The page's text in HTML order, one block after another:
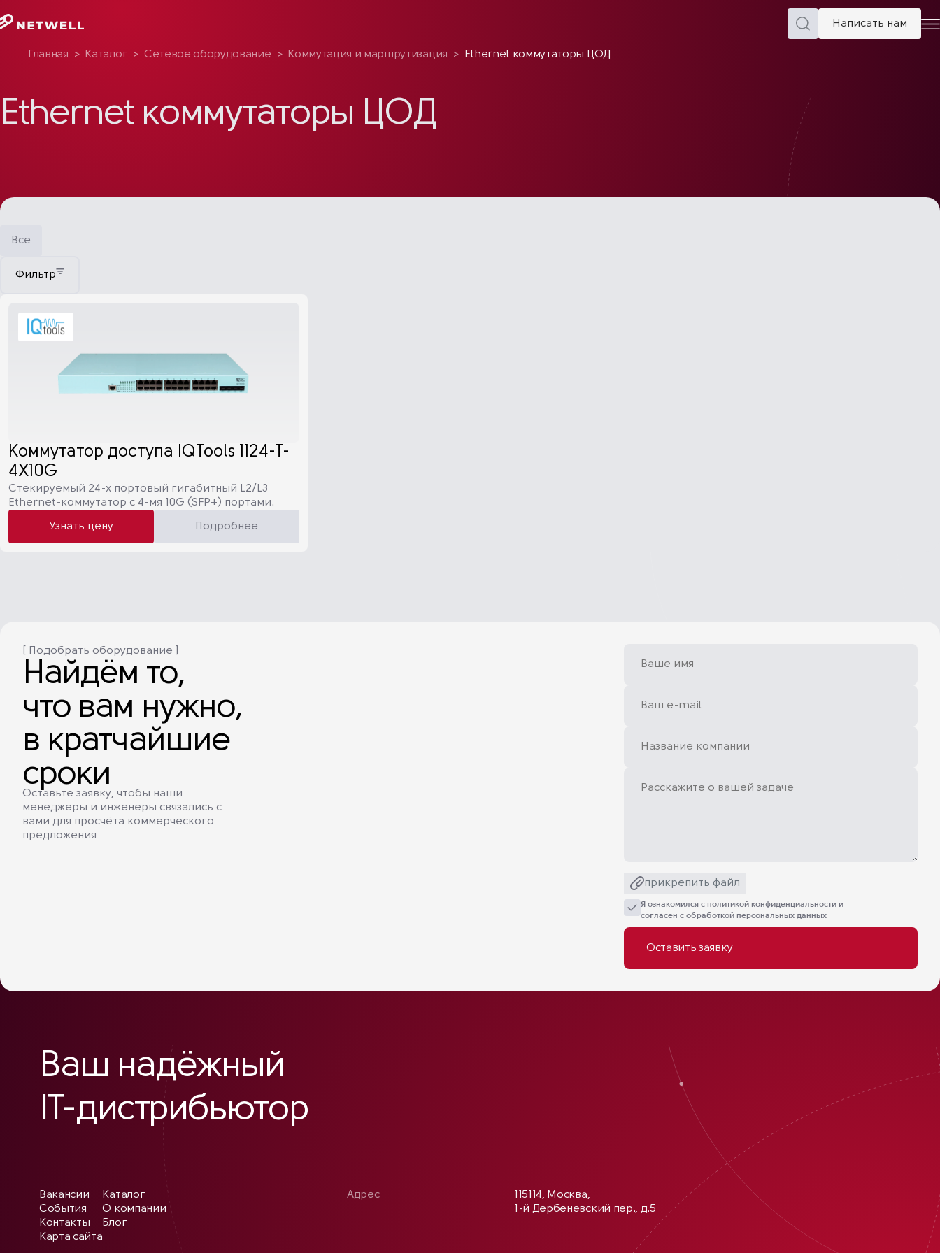
Написать нам
Главная > Каталог > Сетевое оборудование > Коммутация и маршрутизация > Ethernet коммутаторы ЦОД
Ethernet коммутаторы ЦОД
Все
Фильтр
Коммутатор доступа IQTools 1124-T-
4X10G
Cтекируемый 24-х портовый гигабитный L2/L3
Ethernet-коммутатор c 4-мя 10G (SFP+) портами.
Узнать цену Подробнее
[ Подобрать оборудование ]
Найдём то,
что вам нужно,
в кратчайшие
сроки
Оставьте заявку, чтобы наши
менеджеры и инженеры связались с
вами для просчёта коммерческого
предложения
прикрепить файл
Я ознакомился с политикой конфиденциальности и
согласен с обработкой персональных данных
Ваш надёжный
IT-дистрибьютор
Вакансии
События
Контакты
Карта сайта
Каталог
О компании
Блог
Адрес
115114, Москва,
1-й Дербеневский пер., д.5